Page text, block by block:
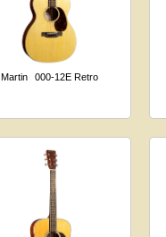
Martin 000-12E Retro